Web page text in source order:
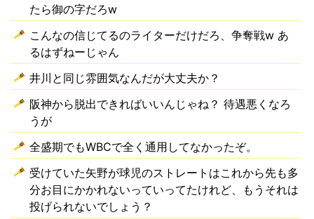
たら御の字だろw
こんなの信じてるのライターだけだろ、争奪戦w あ
るはずねーじゃん
井川と同じ雰囲気なんだが大丈夫か？
阪神から脱出できればいいんじゃね？ 待遇悪くなろ
うが
全盛期でもWBCで全く通用してなかったぞ。
受けていた矢野が球児のストレートはこれから先も多
分お目にかかれないっていってたけれど、もうそれは
投げられないでしょう？